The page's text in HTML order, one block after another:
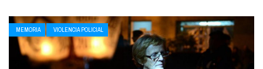
MEMORIA VIOLENCIA POLICIAL